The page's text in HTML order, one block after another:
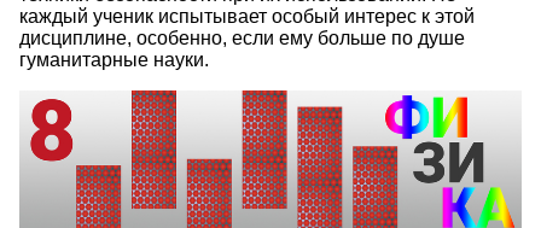
каждый ученик испытывает особый интерес к этой
дисциплине, особенно, если ему больше по душе
гуманитарные науки.